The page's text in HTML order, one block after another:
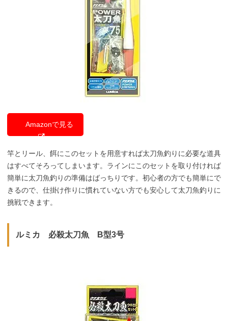
Amazonで見る
竿とリール、餌にこのセットを用意すれば太刀魚釣りに必要な道具
はすべてそろってしまいます。ラインにこのセットを取り付ければ
簡単に太刀魚釣りの準備はばっちりです。初心者の方でも簡単にで
きるので、仕掛け作りに慣れていない方でも安心して太刀魚釣りに
挑戦できます。
ルミカ 必殺太刀魚 B型3号